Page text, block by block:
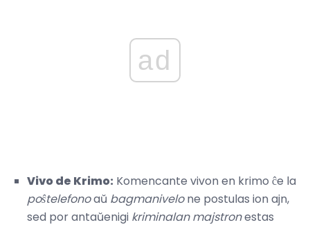
ad
Vivo de Krimo: Komencante vivon en krimo ĉe la
poŝtelefonoaŭ bagmanivelone postulas ion ajn,
sed por antaŭenigi kriminalan majstronestas